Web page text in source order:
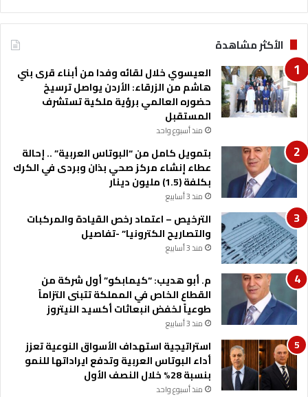
الأكثر مشاهدة
العيسوي خلال لقائه وفدا من أبناء قرى بني
هاشم من الزرقاء: الأردن يواصل ترسيخ
حضوره العالمي برؤية ملكية تستشرف
المستقبل
منذ أسبوع واحد
بتمويل كامل من “البوتاس العربية” .. إحالة
عطاء إنشاء مركز صحي بذان وبردى في الكرك
بكلفة (1.5) مليون دينار
منذ 3 أسابيع
الترخيص – اعتماد رخص القيادة والمركبات
والتصاريح الكترونيا” -تفاصيل
منذ 3 أسابيع
م. أبو هديب: “كيمابكو” أول شركة من
القطاع الخاص في المملكة تتبنى التزاماً
طوعياً لخفض انبعاثات أكسيد النيتروز
منذ 3 أسابيع
استراتيجية استهداف الأسواق النوعية تعزز
أداء البوتاس العربية وتدفع ايراداتها للنمو
بنسبة 28% خلال النصف الأول
منذ أسبوع واحد